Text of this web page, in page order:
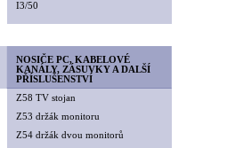
I3/50
NOSIČE PC, KABELOVÉ
KANÁLY, ZÁSUVKY A DALŠÍ
PŘÍSLUŠENSTVÍ
Z58 TV stojan
Z53 držák monitoru
Z54 držák dvou monitorů